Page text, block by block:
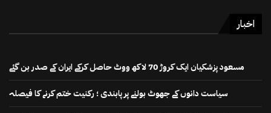
اخبار
مسعود پزشکیان ایک کروڑ 70 لاکھ ووٹ حاصل کرکے ایران کے صدر بن گئے
سیاست دانوں کے جھوٹ بولنے پر پابندی ؛ رکنیت ختم کرنے کا فیصلہ